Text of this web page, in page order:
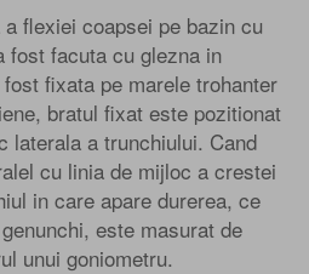
flexiei coapsei pe bazin cu
fost facuta cu glezna in
fixata pe marele trohanter
bratul fixat este pozitionat
laterala a trunchiului. Cand
cu linia de mijloc a crestei
in care apare durerea, ce
este masurat de
unui goniometru.